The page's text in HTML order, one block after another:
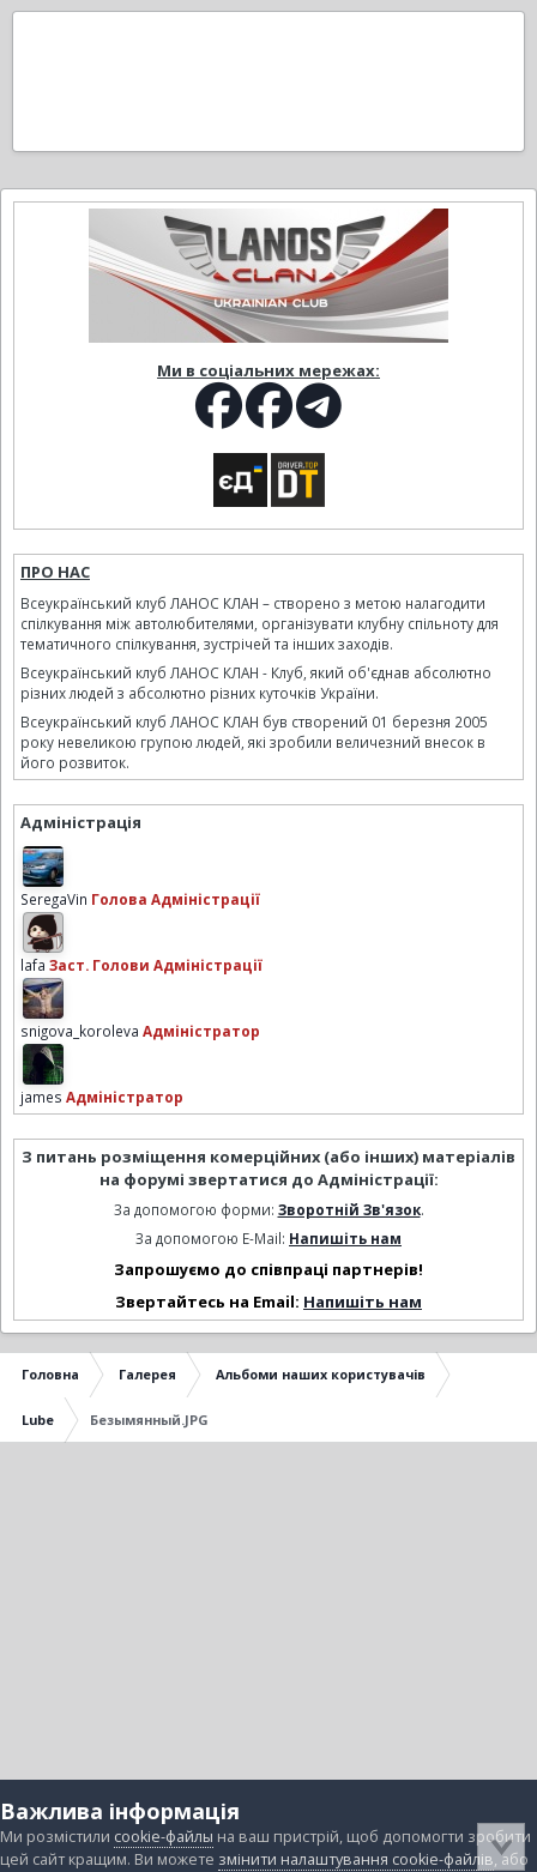
Ми в соціальних мережах:
ПРО НАС
Всеукраїнський клуб ЛАНОС КЛАН – створено з метою налагодити
спілкування між автолюбителями, організувати клубну спільноту для
тематичного спілкування, зустрічей та інших заходів.
Всеукраїнський клуб ЛАНОС КЛАН - Клуб, який об'єднав абсолютно
різних людей з абсолютно різних куточків України.
Всеукраїнський клуб ЛАНОС КЛАН був створений 01 березня 2005
року невеликою групою людей, які зробили величезний внесок в
його розвиток.
Адміністрація
SeregaVin Голова Адміністрації
lafa Заст. Голови Адміністрації
snigova_koroleva Адміністратор
james Адміністратор
З питань розміщення комерційних (або інших) матеріалів
на форумі звертатися до Адміністрації:
За допомогою форми: Зворотній Зв'язок.
За допомогою E-Mail: Напишіть нам
Запрошуємо до співпраці партнерів!
Звертайтесь на Email: Напишіть нам
Головна Галерея Альбоми наших користувачів
Lube Безымянный.JPG
Важлива інформація
Ми розмістили cookie-файлы на ваш пристрій, щоб допомогти зробити
цей сайт кращим. Ви можете змінити налаштування cookie-файлів, або